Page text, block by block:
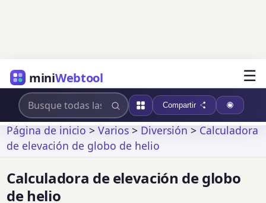
miniWebtool ☰
Compartir
Página de inicio>Varios>Diversión>Calculadora
de elevación de globo de helio
Calculadora de elevación de globo
de helio